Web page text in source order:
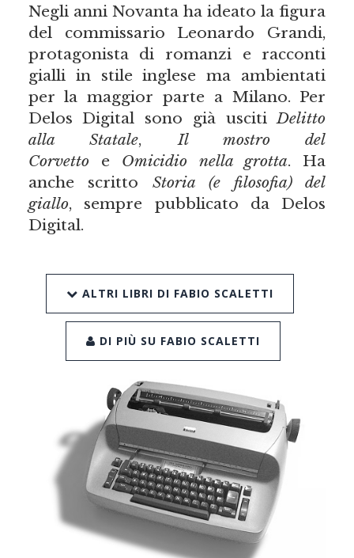
Negli anni Novanta ha ideato la figura
del commissario Leonardo Grandi,
protagonista di romanzi e racconti
gialli in stile inglese ma ambientati
per la maggior parte a Milano. Per
Delos Digital sono già usciti Delitto
alla Statale, Il mostro del
Corvettoe Omicidio nella grotta. Ha
anche scrittoStoria (e filosofia) del
giallo, sempre pubblicato da Delos
Digital.
ALTRI LIBRI DI FABIO SCALETTI
DI PIÙ SU FABIO SCALETTI